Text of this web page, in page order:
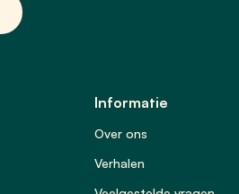
Informatie
Over ons
Verhalen